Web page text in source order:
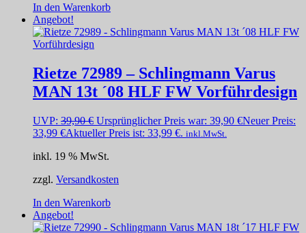
In den Warenkorb
Angebot!
Rietze 72989 – Schlingmann Varus
MAN 13t ´08 HLF FW Vorführdesign
UVP: 39,90€ Ursprünglicher Preis war: 39,90 €Neuer Preis:
33,99 €Aktueller Preis ist: 33,99 €. inkl.MwSt.
inkl. 19 % MwSt.
zzgl. Versandkosten
In den Warenkorb
Angebot!